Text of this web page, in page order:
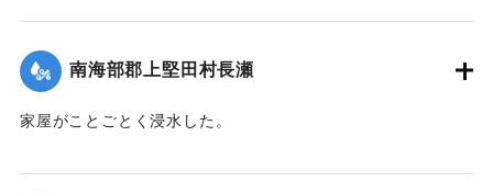
｜固有コード: 002680201
南海部郡上堅田村長瀬
家屋がことごとく浸水した。